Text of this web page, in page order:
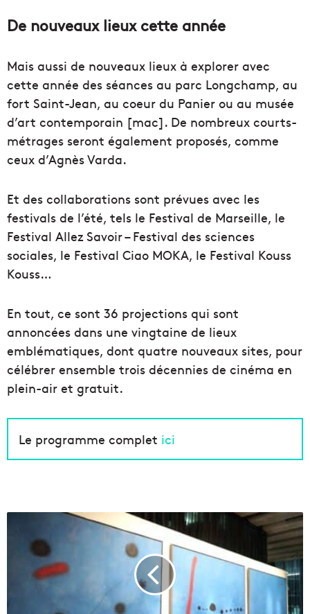
De nouveaux lieux cette année
Mais aussi de nouveaux lieux à explorer avec
cette année des séances au parc Longchamp, au
fort Saint-Jean, au coeur du Panier ou au musée
d’art contemporain [mac]. De nombreux courts-
métrages seront également proposés, comme
ceux d’Agnès Varda.
Et des collaborations sont prévues avec les
festivals de l’été, tels le Festival de Marseille, le
Festival Allez Savoir – Festival des sciences
sociales, le Festival Ciao MOKA, le Festival Kouss
Kouss…
En tout, ce sont 36 projections qui sont
annoncées dans une vingtaine de lieux
emblématiques, dont quatre nouveaux sites, pour
célébrer ensemble trois décennies de cinéma en
plein-air et gratuit.
Le programme complet ici